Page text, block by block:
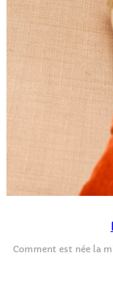
Comment est née la